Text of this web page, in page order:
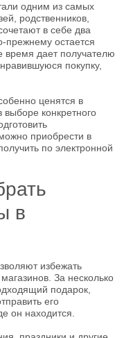
одним из самых
родственников,
в себе два
остается
дает получателю
покупку,
ценятся в
выборе конкретного
приобрести в
по электронной
в
избежать
За несколько
подарок,
его
он находится.